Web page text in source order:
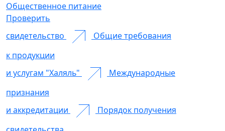
Общественное питание
Проверить
свидетельство
Общие требования
к продукции
и услугам "Халяль"
Международные
признания
и аккредитации
Порядок получения